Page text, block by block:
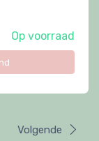
Op voorraad
Volgende